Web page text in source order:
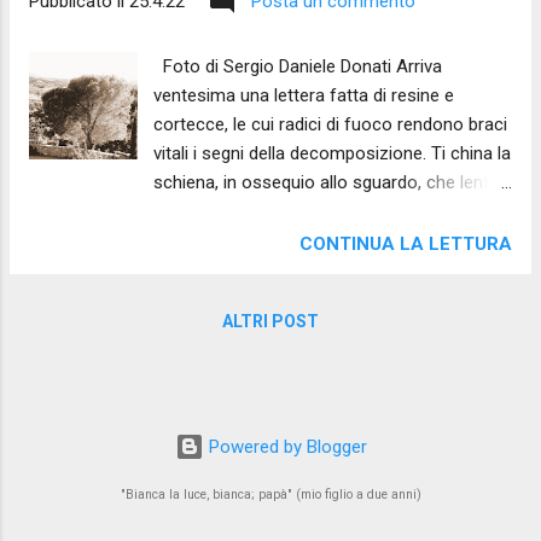
Foto di Sergio Daniele Donati Arriva
ventesima una lettera fatta di resine e
cortecce, le cui radici di fuoco rendono braci
vitali i segni della decomposizione. Ti china la
schiena, in ossequio allo sguardo, che lento
orizzonte in continuo movimento. Ogni
sigillo, poco più là; a permettere un nuovo
maschere di cera trova in quell'orizzonte
nome nel coro delle voci delle stelle. È una
CONTINUA LA LETTURA
ALTRI POST
Powered by Blogger
"Bianca la luce, bianca; papà" (mio figlio a due anni)